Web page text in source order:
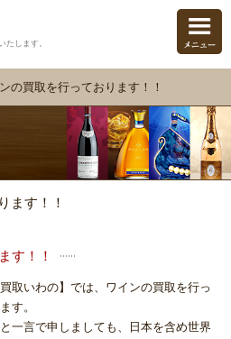
たします。
の買取を行っております！！
ます！！
す！！
買取いわの】では、ワインの買取を行っ
す。
一言で申しましても、日本を含め世界